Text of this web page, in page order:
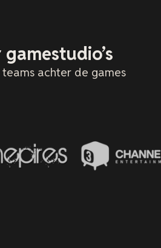
achter de games